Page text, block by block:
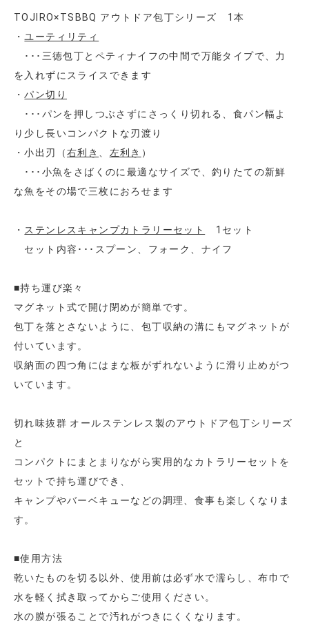
TOJIRO×TSBBQ アウトドア包丁シリーズ 1本
・ ユーティリティ
･･･三徳包丁とペティナイフの中間で万能タイプで、力
を入れずにスライスできます
・パン切り
･･･パンを押しつぶさずにさっくり切れる、食パン幅よ
り少し長いコンパクトな刃渡り
・小出刃（右利き 左利き ）
･･･小魚をさばくのに最適なサイズで、釣りたての新鮮
な魚をその場で三枚におろせます
・ ステンレスキャンプカトラリーセット
1セット
セット内容･･･スプーン、フォーク、ナイフ
■持ち運び楽々
マグネット式で開け閉めが簡単です。
包丁を落とさないように、包丁収納の溝にもマグネットが
付いています。
収納面の四つ角にはまな板がずれないように滑り止めがつ
いています。
切れ味抜群 オールステンレス製のアウトドア包丁シリーズ
と
コンパクトにまとまりながら実用的なカトラリーセットを
セットで持ち運びでき、
キャンプやバーベキューなどの調理、食事も楽しくなりま
す。
■使用方法
乾いたものを切る以外、使用前は必ず水で濡らし、布巾で
水を軽く拭き取ってからご使用ください。
水の膜が張ることで汚れがつきにくくなります。